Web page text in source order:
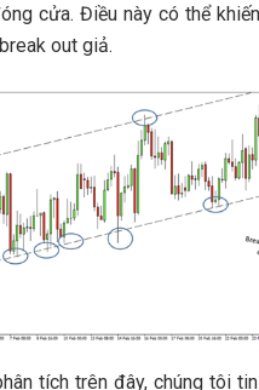
cửa. Điều này có thể
out giả.
tích trên đây, chúng tôi